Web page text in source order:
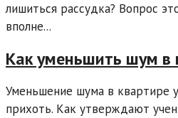
лишиться рассудка? Вопрос
вполне...
Как уменьшить шум в
Уменьшение шума в квартире
прихоть. Как утверждают